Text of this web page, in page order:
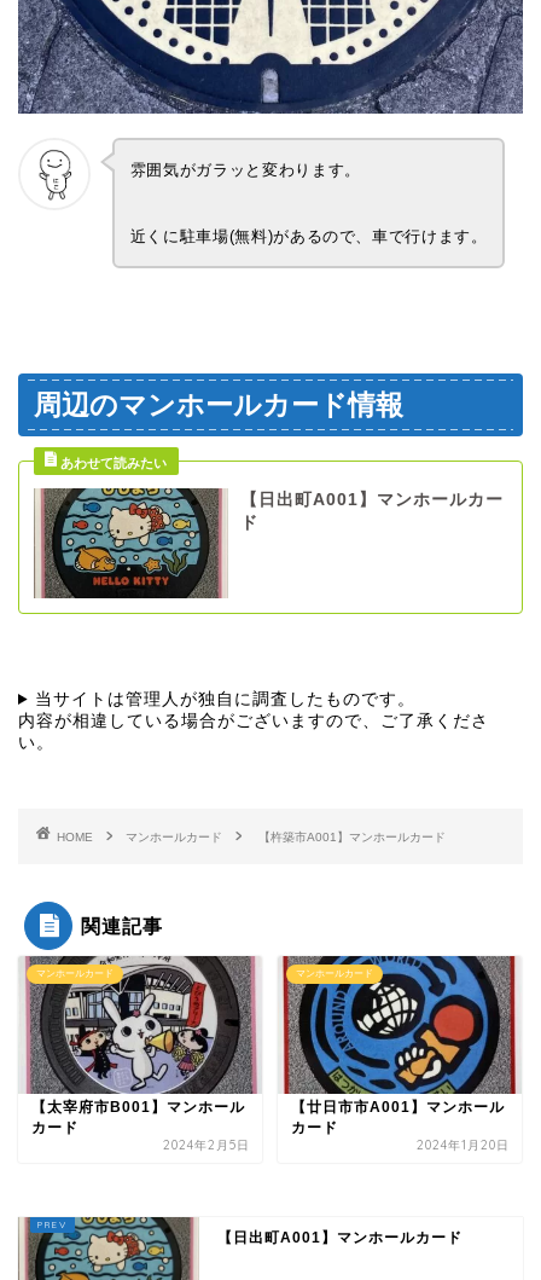
雰囲気がガラッと変わります。
近くに駐車場(無料)があるので、車で行けます。
周辺のマンホールカード情報
【日出町A001】マンホールカー
ド
当サイトは管理人が独自に調査したものです。
内容が相違している場合がございますので、ご了承くださ
い。
HOME マンホールカード 【杵築市A001】マンホールカード
関連記事
マンホールカード
【太宰府市B001】マンホール
カード
2024年2月5日
マンホールカード
【廿日市市A001】マンホール
カード
2024年1月20日
【日出町A001】マンホールカード